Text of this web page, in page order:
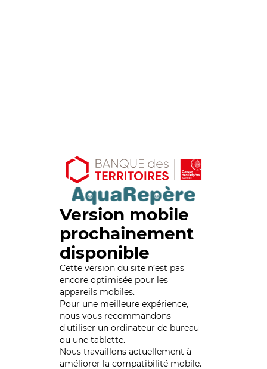
Version mobile
prochainement
disponible
Cette version du site n’est pas
encore optimisée pour les
appareils mobiles.
Pour une meilleure expérience,
nous vous recommandons
d'utiliser un ordinateur de bureau
ou une tablette.
Nous travaillons actuellement à
améliorer la compatibilité mobile.